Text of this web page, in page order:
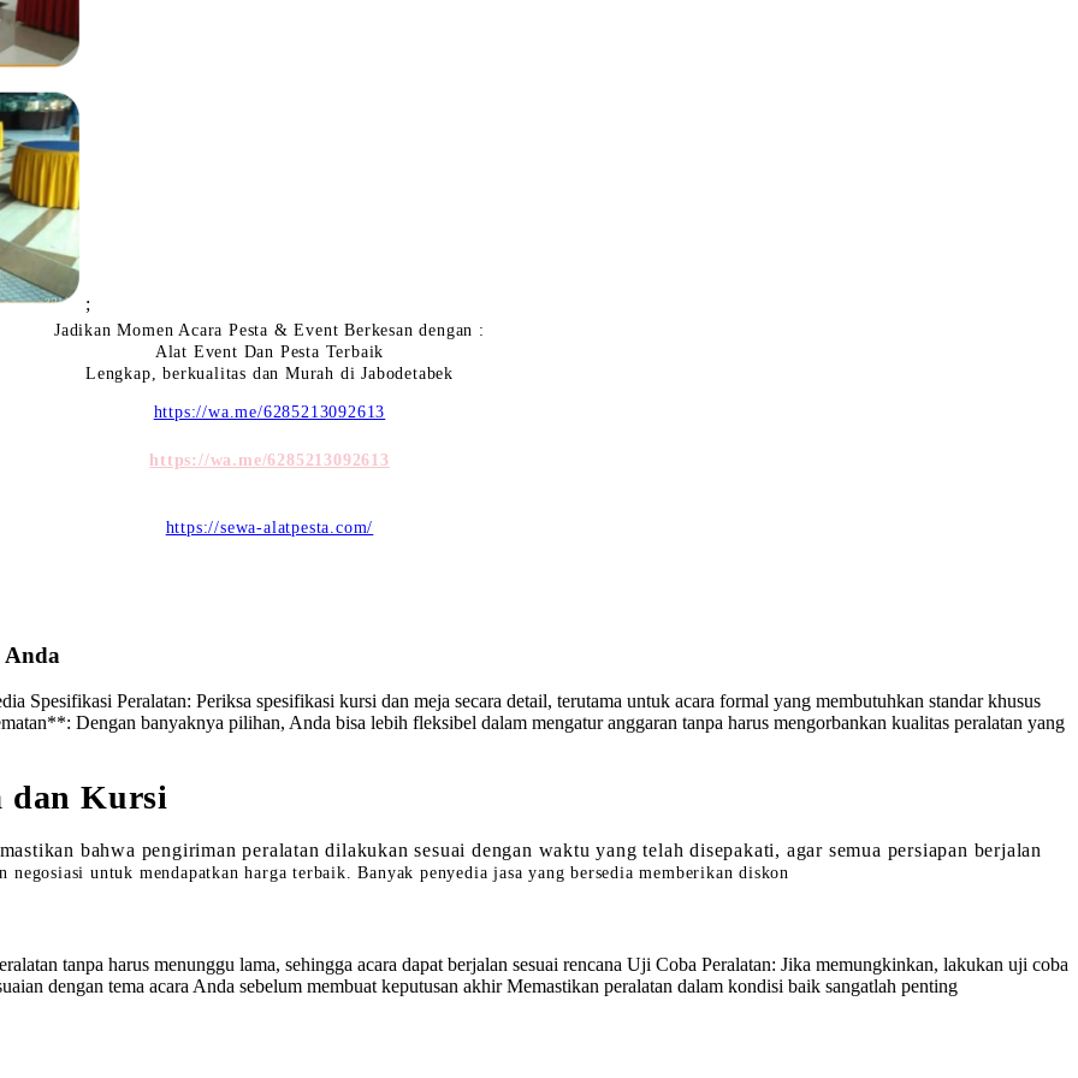
;
Jadikan Momen Acara Pesta & Event Berkesan dengan :
Alat Event Dan Pesta Terbaik
Lengkap, berkualitas dan Murah di Jabodetabek
https://wa.me/6285213092613
https://wa.me/6285213092613
https://sewa-alatpesta.com/
Anda
Spesifikasi Peralatan: Periksa spesifikasi kursi dan meja secara detail, terutama untuk acara formal yang membutuhkan standar khusus
Dengan banyaknya pilihan, Anda bisa lebih fleksibel dalam mengatur anggaran tanpa harus mengorbankan kualitas peralatan yang
dan Kursi
bahwa pengiriman peralatan dilakukan sesuai dengan waktu yang telah disepakati, agar semua persiapan berjalan
untuk mendapatkan harga terbaik. Banyak penyedia jasa yang bersedia memberikan diskon
tanpa harus menunggu lama, sehingga acara dapat berjalan sesuai rencana Uji Coba Peralatan: Jika memungkinkan, lakukan uji coba
dengan tema acara Anda sebelum membuat keputusan akhir Memastikan peralatan dalam kondisi baik sangatlah penting